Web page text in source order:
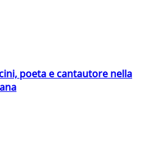
poeta e cantautore nella